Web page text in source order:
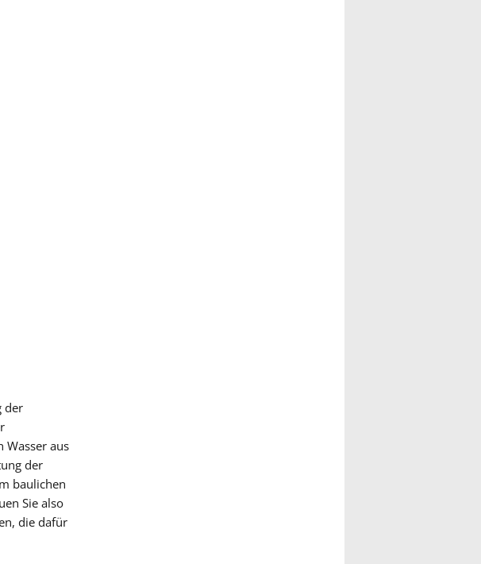
der
Wasser aus
der
baulichen
Sie also
die dafür